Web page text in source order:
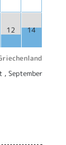
12 14
, September